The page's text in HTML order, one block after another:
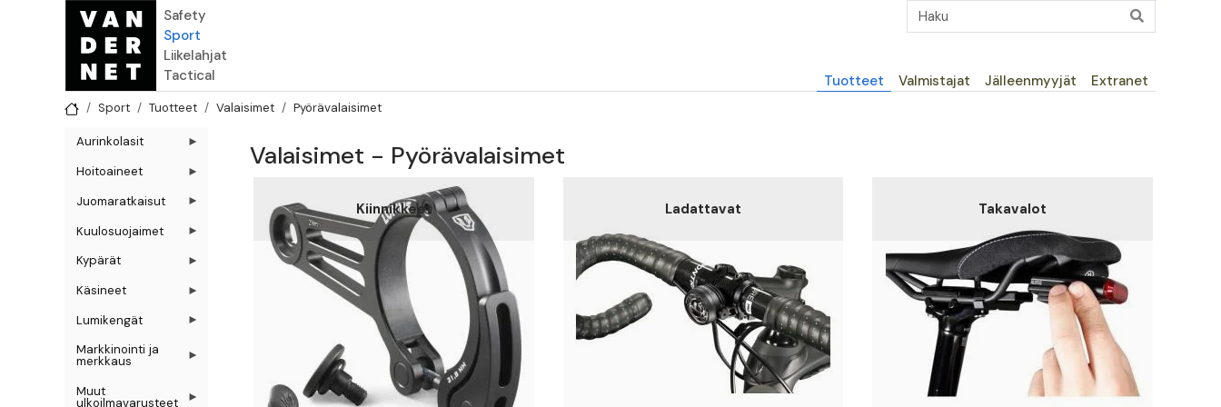
Hyppää pääsisältöön
Safety
Sport
Liikelahjat
Tactical
Päävalikko
Tuotteet Valmistajat Jälleenmyyjät Extranet
Sport Tuotteet Valaisimet Pyörävalaisimet
Valaisimet - Pyörävalaisimet
Kiinnikkeet Ladattavat Takavalot
Aurinkolasit
Hoitoaineet
Juomaratkaisut
Kuulosuojaimet
Kypärät
Käsineet
Lumikengät
Markkinointi ja
merkkaus
Muut
ulkoilmavarusteet